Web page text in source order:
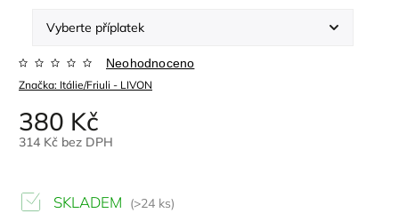
Značka: Itálie/Friuli - LIVON
Neohodnoceno
380 Kč
314 Kč bez DPH
SKLADEM (>24 ks)